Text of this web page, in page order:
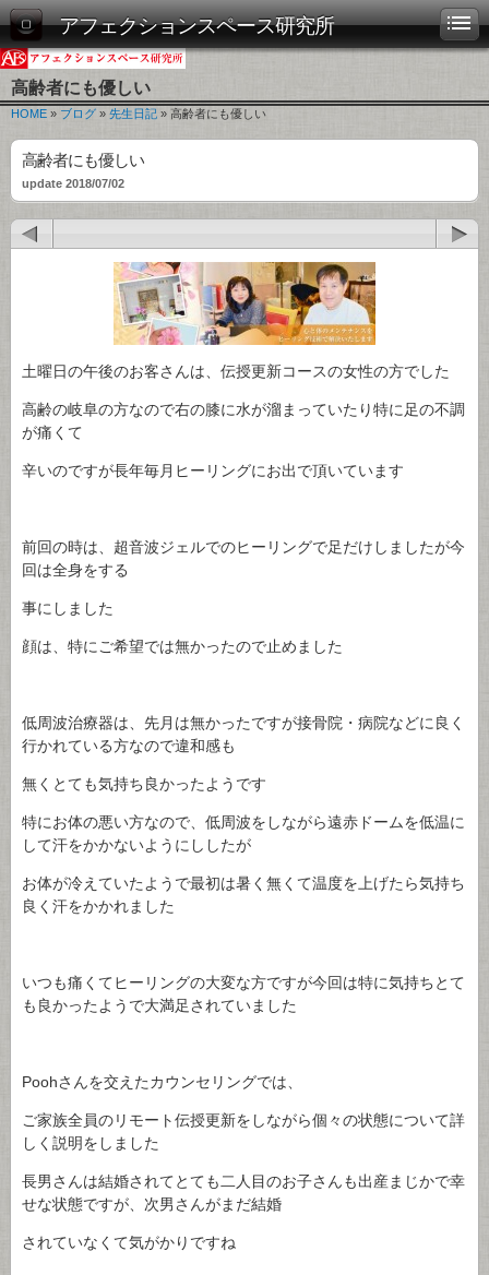
アフェクションスペース研究所
高齢者にも優しい
HOME » ブログ » 先生日記 » 高齢者にも優しい
高齢者にも優しい
update 2018/07/02
土曜日の午後のお客さんは、伝授更新コースの女性の方でした
高齢の岐阜の方なので右の膝に水が溜まっていたり特に足の不調
が痛くて
辛いのですが長年毎月ヒーリングにお出で頂いています
前回の時は、超音波ジェルでのヒーリングで足だけしましたが今
回は全身をする
事にしました
顔は、特にご希望では無かったので止めました
低周波治療器は、先月は無かったですが接骨院・病院などに良く
行かれている方なので違和感も
無くとても気持ち良かったようです
特にお体の悪い方なので、低周波をしながら遠赤ドームを低温に
して汗をかかないようにししたが
お体が冷えていたようで最初は暑く無くて温度を上げたら気持ち
良く汗をかかれました
いつも痛くてヒーリングの大変な方ですが今回は特に気持ちとて
も良かったようで大満足されていました
Poohさんを交えたカウンセリングでは、
ご家族全員のリモート伝授更新をしながら個々の状態について詳
しく説明をしました
長男さんは結婚されてとても二人目のお子さんも出産まじかで幸
せな状態ですが、次男さんがまだ結婚
されていなくて気がかりですね